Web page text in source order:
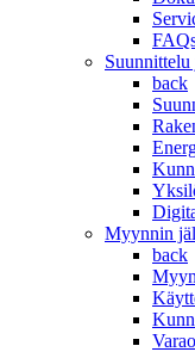
back
Myynnin
back